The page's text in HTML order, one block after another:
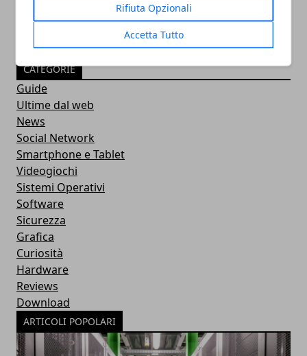
Rifiuta Opzionali
Accetta Tutto
CATEGORIE
Guide
Ultime dal web
News
Social Network
Smartphone e Tablet
Videogiochi
Sistemi Operativi
Software
Sicurezza
Grafica
Curiosità
Hardware
Reviews
Download
ARTICOLI POPOLARI